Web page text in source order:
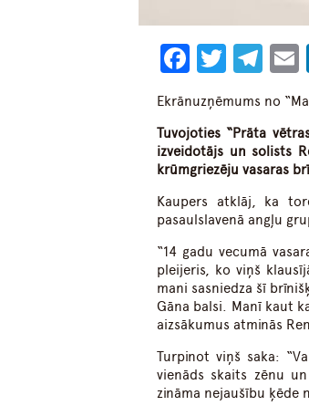
Ekrānuzņēmums no
Tuvojoties “Prāta
izveidotājs un solists
krūmgriezēju vasaras
Kaupers atklāj, ka
pasaulslavenā angļu
“14 gadu vecumā
pleijeris, ko viņš
mani sasniedza šī
Gāna balsi. Manī kaut
aizsākumus atminās
Turpinot viņš saka:
vienāds skaits zēnu
zināma nejaušību ķēde